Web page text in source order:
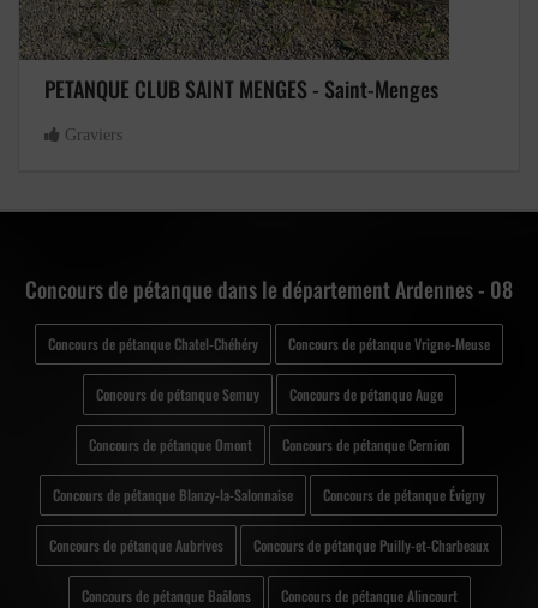
PETANQUE CLUB SAINT MENGES - Saint-Menges
Graviers
Concours de pétanque dans le département Ardennes - 08
Concours de pétanque Chatel-Chéhéry Concours de pétanque Vrigne-Meuse
Concours de pétanque Semuy Concours de pétanque Auge
Concours de pétanque Omont Concours de pétanque Cernion
Concours de pétanque Blanzy-la-Salonnaise Concours de pétanque Évigny
Concours de pétanque Aubrives Concours de pétanque Puilly-et-Charbeaux
Concours de pétanque Baâlons Concours de pétanque Alincourt